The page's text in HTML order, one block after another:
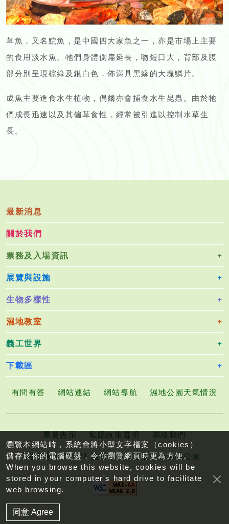
草魚，又名鯇魚，是中國四大家魚之一，亦是市場上主要
的食用淡水魚。牠們身體側扁延長，吻短口大，背部及腹
部分別呈現棕綠及銀白色，佈滿具黑緣的大塊鱗片。
成魚主要進食水生植物，偶爾亦會捕食水生昆蟲。由於牠
們成長迅速以及其偏草食性，經常被引進以控制水草生
長。
最新消息
關於我們
票務及入場資訊
展覽與設施
生物多樣性
濕地教室
義工世界
下載區
有問有答 網站連結 網站導航 濕地公園天氣情況
重要告示 私隱政策聲明 聯絡我們
版權所有©2026 漁農自然護理署香港濕地公園
瀏覽本網站時，系統會將小型文字檔案（cookies）
儲存於你的電腦硬盤，令你瀏覽網頁時更為方便。
When you browse this website, cookies will be
stored in your computer's hard drive to facilitate
web browsing.
同意 Agree